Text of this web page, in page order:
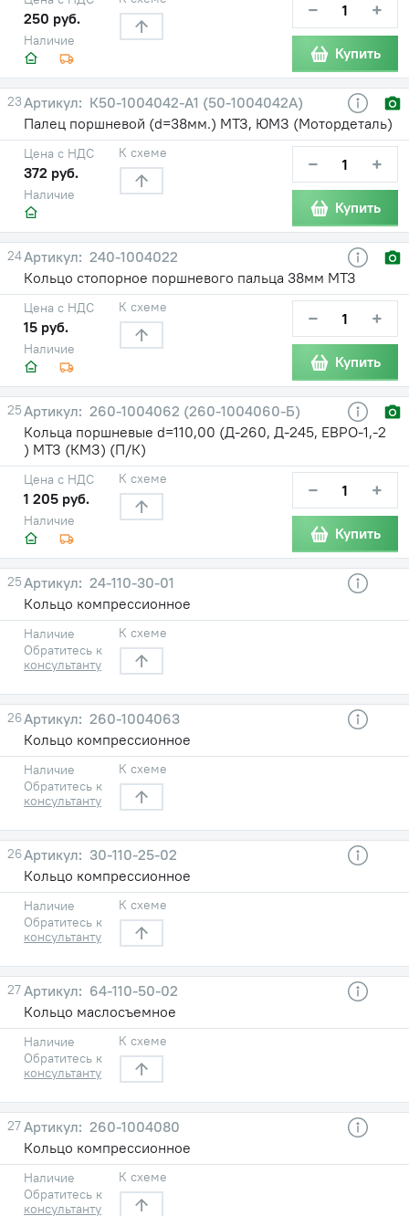
Наличие
250 руб. − +
Купить
23
К50-1004042-А1 (50-1004042А)
Палец поршневой (d=38мм.) МТЗ, ЮМЗ (Мотордеталь)
Наличие
Цена с НДС
372 руб.
К схеме − +
Купить
24
240-1004022
Кольцо стопорное поршневого пальца 38мм МТЗ
Наличие
Цена с НДС
15 руб.
К схеме − +
Купить
25
260-1004062 (260-1004060-Б)
Кольца поршневые d=110,00 (Д-260, Д-245, ЕВРО-1,-2
) МТЗ (КМЗ) (П/К)
Наличие
Цена с НДС
1 205 руб.
К схеме − +
Купить
25
24-110-30-01
Кольцо компрессионное
Наличие
Обратитесь к
консультанту
К схеме
26
260-1004063
Кольцо компрессионное
Наличие
Обратитесь к
консультанту
К схеме
26
30-110-25-02
Кольцо компрессионное
Наличие
Обратитесь к
консультанту
К схеме
27
64-110-50-02
Кольцо маслосъемное
Наличие
Обратитесь к
консультанту
К схеме
27
260-1004080
Кольцо компрессионное
Наличие
Обратитесь к
консультанту
К схеме